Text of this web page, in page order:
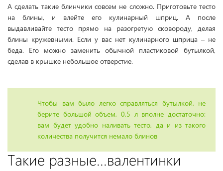
А сделать такие блинчики совсем не сложно. Приготовьте тесто
на блины, и влейте его кулинарный шприц. А после
выдавливайте тесто прямо на разогретую сковороду, делая
блины кружевными. Если у вас нет кулинарного шприца – не
беда. Его можно заменить обычной пластиковой бутылкой,
сделав в крышке небольшое отверстие.
Чтобы вам было легко справляться бутылкой, не
берите большой объем, 0,5 л вполне достаточно:
вам будет удобно наливать тесто, да и из такого
количества получится немало блинов
Такие разные...валентинки